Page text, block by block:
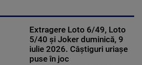
Extragere Loto 6/49, Loto
5/40 și Joker duminică, 9
iulie 2026. Câștiguri uriașe
puse în joc